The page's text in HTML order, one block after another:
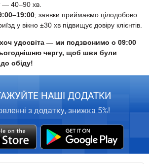
— 40–90 хв.
; заявки приймаємо цілодобово.
у вікно ±30 хв підвищує довіру клієнтів.
удосвіта — ми подзвонимо о 09:00
чергу, щоб шви були
обіду!
НАШІ ДОДАТКИ
з додатку, знижка 5%!